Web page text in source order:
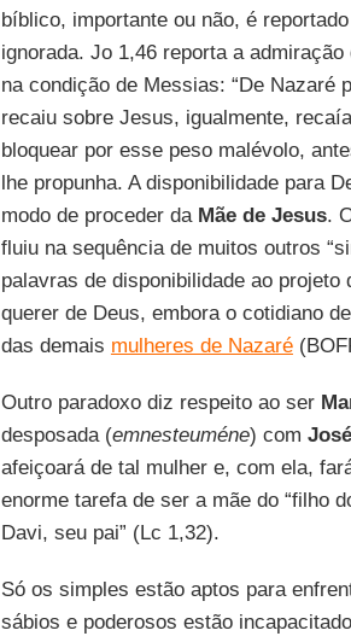
bíblico, importante ou não, é
ignorada. Jo 1,46 reporta a admiração
na condição de Messias: “De Nazaré
recaiu sobre Jesus, igualmente,
bloquear por esse peso malévolo,
lhe propunha. A disponibilidade para
modo de proceder da Mãe de Jesus.
fluiu na sequência de muitos outros
palavras de disponibilidade ao
querer de Deus, embora o cotidiano
das demais mulheres de Nazaré
Outro paradoxo diz respeito ao ser
desposada (emnesteuméne) com José
afeiçoará de tal mulher e, com ela,
enorme tarefa de ser a mãe do “filho
Davi, seu pai” (Lc 1,32).
Só os simples estão aptos para
sábios e poderosos estão